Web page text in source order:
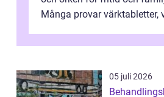
Många provar värktabletter,
05 juli 2026